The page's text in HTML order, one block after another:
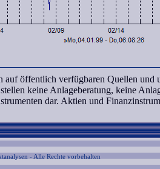
auf öffentlich verfügbaren Quellen und
keine Anlageberatung, keine
dar. Aktien und
- Alle Rechte vorbehalten